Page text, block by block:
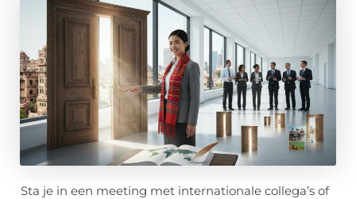
Sta je in een meeting met internationale collega’s of